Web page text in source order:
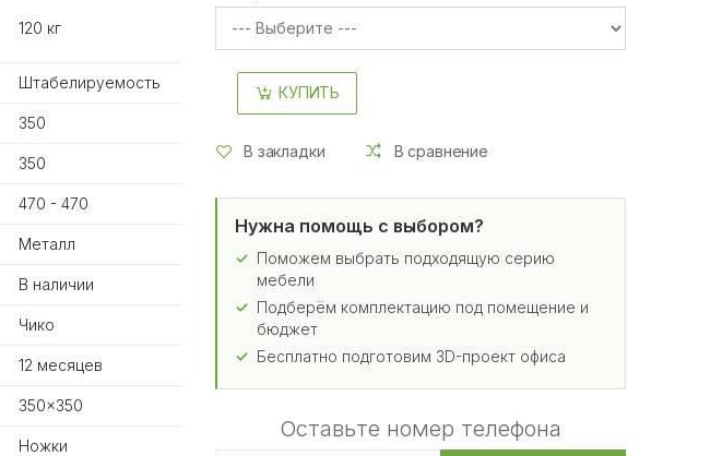
120 кг
Штабелируемость
350
350
470 - 470
Металл
В наличии
Чико
12 месяцев
350x350
Ножки
КУПИТЬ
В закладки В сравнение
Нужна помощь с выбором?
Поможем выбрать подходящую серию
мебели
Подберём комплектацию под помещение и
бюджет
Бесплатно подготовим 3D-проект офиса
Оставьте номер телефона